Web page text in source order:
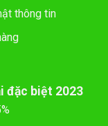
thông tin
đặc biệt 2023